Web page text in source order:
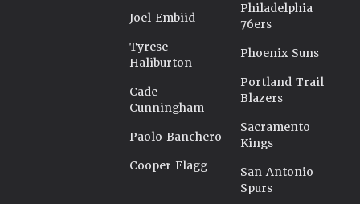
Joel Embiid
Tyrese
Haliburton
Cade
Cunningham
Paolo Banchero
Cooper Flagg
Philadelphia
76ers
Phoenix Suns
Portland Trail
Blazers
Sacramento
Kings
San Antonio
Spurs